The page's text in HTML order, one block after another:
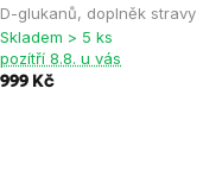
D-glukanů, doplněk stravy
Skladem > 5 ks
pozítří 8.8. u vás
999 Kč